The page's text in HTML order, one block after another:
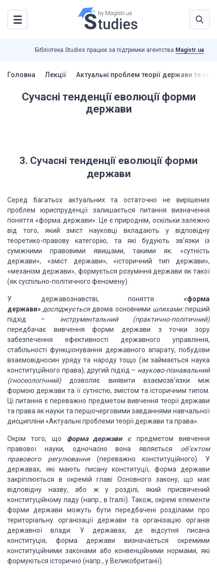
Бібліотека Studies працює за підтримки агентства Magistr.ua
Головна Лекції Актуальні проблем теорії держави та
Сучасні тенденції еволюції форми
держави
3. Сучасні тенденції еволюції форми
держави
Серед багатьох актуальних та остаточно не вирішених
проблем юриспруденції залишається питання визначення
поняття «форма держави».
Це є природнім, оскільки залежно
від того, який зміст науковці вкладають у відповідну
теоретико-правову категорію, та які будують зв’язки із
суміжними правовими явищами, такими як: «сутність
держави», «зміст держави», «історичний тип держави»,
«механізм держави», формується розуміння держави як такої
(яксуспільно-політичного феномену).
У державознавстві, поняття «форма
держави» досліджується двома основними шляхами:перший
підхід – інструментальний(практично-політичний)
передбачає вивчення форми держави з точки зору
забезпечення ефективності державного управління,
стабільності функціонування державного апарату, побудови
взаємовідносин уряду та народу тощо (їм займається наука
конституційного права); другий підхід – науково-пізнавальний
(гносеологічний)дозволяє виявити взаємозв’язки між
формою держави та її сутністю, змістом та історичним типом.
Ці питання є переважно предметом вивчення теорії держави
та права як науки та першочерговими завданнями навчальної
дисципліни «Актуальні проблеми теорії держави та права».
Окрім того, що форма державиєпредметом вивчення
правової науки, одночасно вона являється об’єктом
правового регулювання (переважно конституційного). У
державах, які мають писану конституції, форма держави
закріплюється в окремій главі Основного закону, що має
відповідну назву, або ж у розділі, який присвячений
конституційному ладу (напр., в Італії). Також, окремі елементи
форми держави можуть бути передбачені розділами про
територіальну організації держави та організацію органів
державної влади. У державах, де відсутня писана
конституція, форма держави визначається окремими
конституційними законами або конвенційними нормами, які
формуються історично (напр., у Великобританії).